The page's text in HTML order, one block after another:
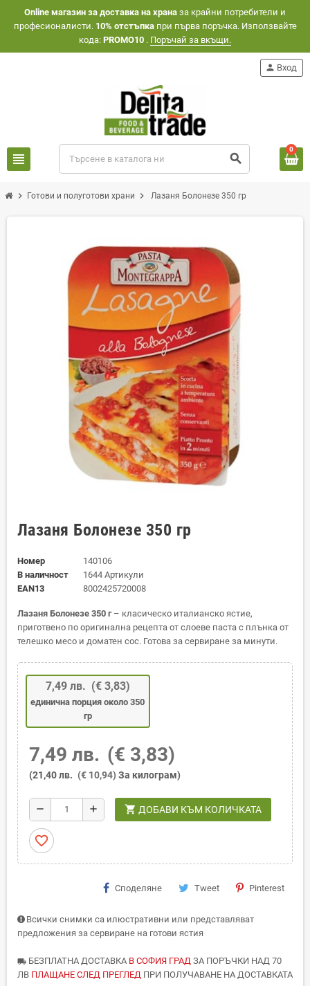
Оnline магазин за доставка на храна за крайни потребители и
професионалисти. 10% отстъпкапри първа поръчка. Използвайте
кода: PROMO10 . Поръчай за вкъщи.
view_headline search
person Вход
0
chevron_right Готови и полуготови храни chevron_right Лазаня Болонезе 350 гр
Лазаня Болонезе 350 гр
Номер
140106
В наличност
1644 Артикули
EAN13
8002425720008
Лазаня Болонезе 350 г– класическо италианско ястие,
приготвено по оригинална рецепта от слоеве паста с плънка от
телешко месо и доматен сос. Готова за сервиране за минути.
7,49 лв. (€ 3,83)
единична порция около 350
гр
7,49 лв. (€ 3,83)
(21,40 лв. (€ 10,94) За килограм)
remove add shopping_cart ДОБАВИ КЪМ КОЛИЧКАТА
favorite_border
Споделяне Tweet Pinterest
Всички снимки са илюстративни или представляват
предложения за сервиране на готови ястия
local_shipping БЕЗПЛАТНА ДОСТАВКА В СОФИЯ ГРАД ЗА ПОРЪЧКИ НАД 70
ЛВ ПЛАЩАНЕ СЛЕД ПРЕГЛЕД ПРИ ПОЛУЧАВАНЕ НА ДОСТАВКАТА